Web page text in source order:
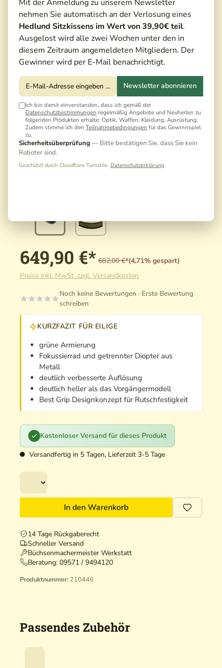
Mit der Anmeldung zu unserem Newsletter
nehmen Sie automatisch an der Verlosung eines
Hedlund Sitzkissens im Wert von 39,90€ teil.
Ausgelost wird alle zwei Wochen unter den in
diesem Zeitraum angemeldeten Mitgliedern. Der
Gewinner wird per E-Mail benachrichtigt.
Newsletter abonnieren
Ich bin damit einverstanden, dass ich gemäß der
Datenschutzbestimmungen regelmäßig Angebote und Neuheiten zu
folgenden Produkten erhalte: Optik, Waffen, Kleidung, Ausrüstung.
Zudem stimme ich den Teilnahmebedingungen für das Gewinnspiel
zu.
Sicherheitsüberprüfung — Bitte bestätigen Sie, dass Sie kein
Roboter sind.
Geschützt durch Cloudflare Turnstile. Datenschutzerklärung
649,90 €* 682,00 €*(4,71% gespart)
Preise inkl. MwSt. zzgl. Versandkosten
Noch keine Bewertungen · Erste Bewertung
schreiben
KURZFAZIT FÜR EILIGE
grüne Armierung
Fokussierrad und getrennter Diopter aus
Metall
deutlich verbesserte Auflösung
deutlich heller als das Vorgängermodell
Best Grip Designkonzept für Rutschfestigkeit
Kostenloser Versand für dieses Produkt
Versandfertig in 5 Tagen, Lieferzeit 3-5 Tage
In den Warenkorb
14 Tage Rückgaberecht
Schneller Versand
Büchsenmachermeister Werkstatt
Beratung: 09571 / 9494120
Produktnummer: 210446
Passendes Zubehör